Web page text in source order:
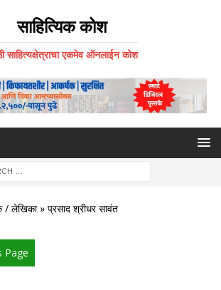
साहित्यिक कोश
साहित्यक्षेत्राचा एकमेव ऑनलाईन कोश
लेखिका» प्रसाद श्रीधर सावंत
Page